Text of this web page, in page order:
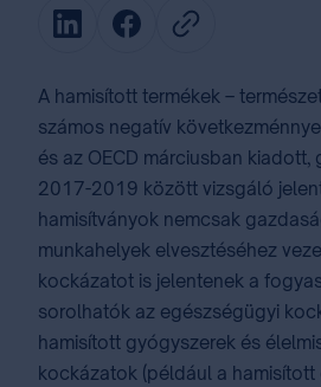
A hamisított termékek –
számos negatív
és az OECD márciusban
2017-2019 között vizsgáló
hamisítványok nemcsak
munkahelyek elvesztéséhez
kockázatot is jelentenek a
sorolhatók az egészségügyi
hamisított gyógyszerek és
kockázatok (például a hamisított